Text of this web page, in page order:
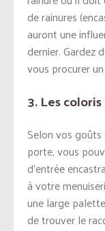
de rainures
auront une
dernier. Gardez
vous procurer
3. Les
Selon vos
porte, vous
d’entrée
à votre
une large
de trouver le